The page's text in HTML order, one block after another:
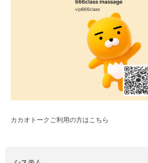
カカオトークご利用の方はこちら